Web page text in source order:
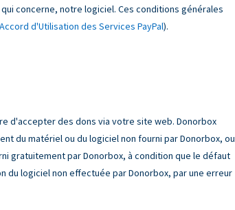
concerne, notre logiciel. Ces conditions générales
Accord d'Utilisation des Services PayPal).
d'accepter des dons via votre site web. Donorbox
du matériel ou du logiciel non fourni par Donorbox, ou
gratuitement par Donorbox, à condition que le défaut
logiciel non effectuée par Donorbox, par une erreur